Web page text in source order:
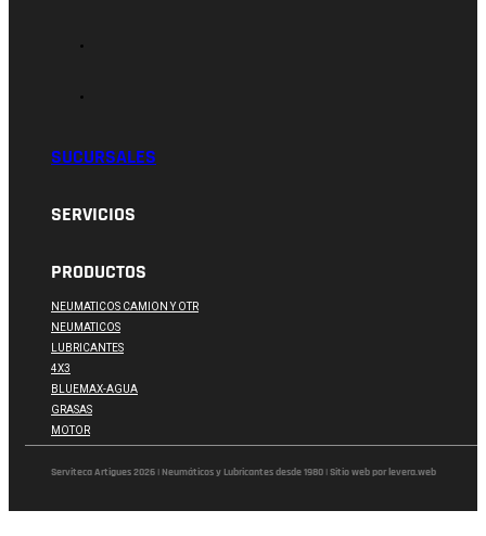
SUCURSALES
SERVICIOS
PRODUCTOS
NEUMATICOS CAMION Y OTR
NEUMATICOS
LUBRICANTES
4X3
BLUEMAX-AGUA
GRASAS
MOTOR
Serviteca Artigues 2026 | Neumáticos y Lubricantes desde 1980 | Sitio web por levera.web